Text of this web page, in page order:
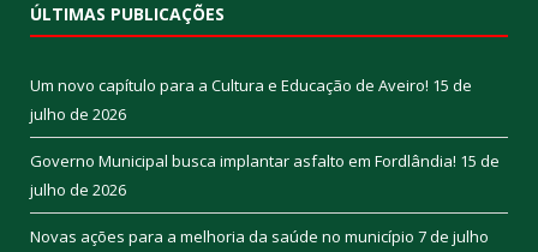
ÚLTIMAS PUBLICAÇÕES
Um novo capítulo para a Cultura e Educação de Aveiro! 15 de
julho de 2026
Governo Municipal busca implantar asfalto em Fordlândia! 15 de
julho de 2026
Novas ações para a melhoria da saúde no município 7 de julho